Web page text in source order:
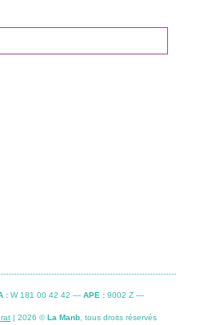
: W 181 00 42 42 — APE : 9002 Z —
| 2026 © La Manb, tous droits réservés